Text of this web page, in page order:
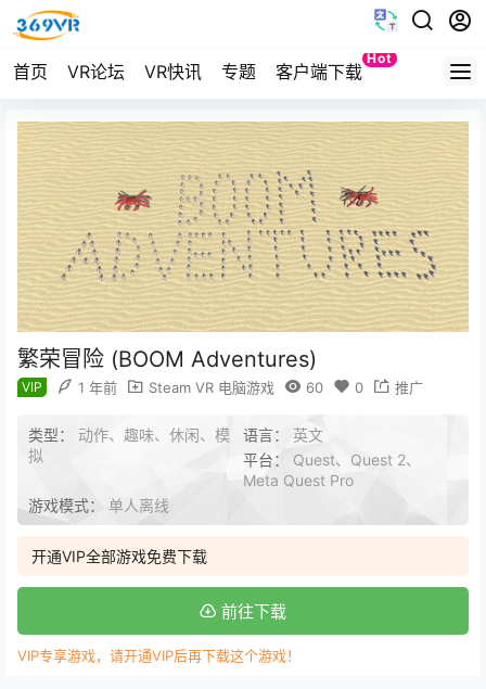
首页 VR论坛 VR快讯 专题 客户端下载
Hot
Quest
繁荣冒险 (BOOM Adventures)
VIP 1 年前 Steam VR 电脑游戏 60 0 推广
类型： 动作、趣味、休闲、模
拟
语言： 英文
平台： Quest、Quest 2、
Meta Quest Pro
游戏模式： 单人离线
开通VIP全部游戏免费下载
前往下载
VIP专享游戏，请开通VIP后再下载这个游戏！